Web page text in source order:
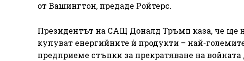
от Вашингтон, предаде Ройтерс.
Президентът на САЩ Доналд Тръмп каза, че ще
купуват енергийните ѝ продукти – най-
предприеме стъпки за прекратяване на войната